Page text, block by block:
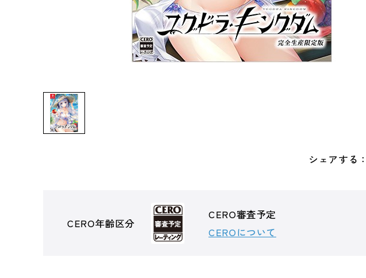
シェアする：
CERO年齢区分
CERO審査予定
CEROについて